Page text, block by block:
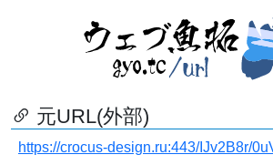
元URL(外部)
https://crocus-design.ru:443/IJv2B8r/